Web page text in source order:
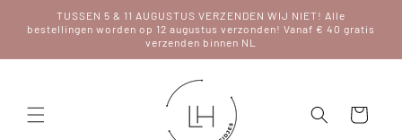
naar de
content
TUSSEN 5 & 11 AUGUSTUS VERZENDEN WIJ NIET! Alle
bestellingen worden op 12 augustus verzonden! Vanaf € 40 gratis
verzenden binnen NL
Winkelwagen